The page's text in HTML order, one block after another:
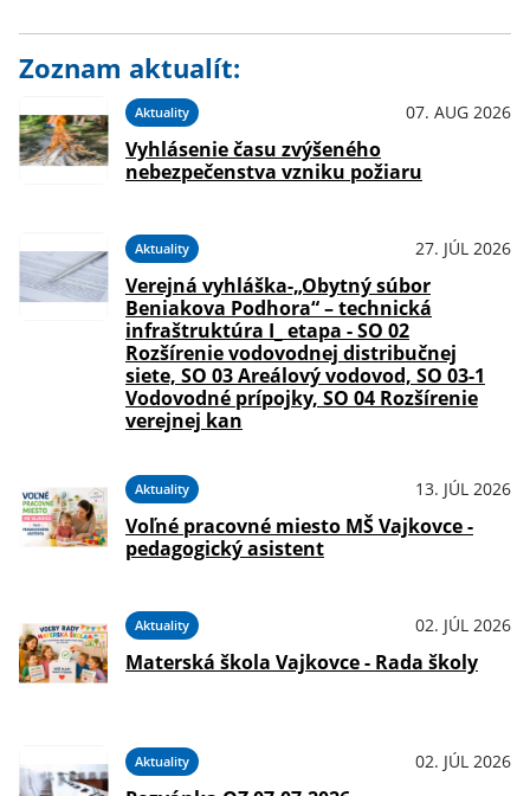
Zoznam aktualít:
Aktuality 07. AUG 2026
Vyhlásenie času zvýšeného
nebezpečenstva vzniku požiaru
Aktuality 27. JÚL 2026
Verejná vyhláška-„Obytný súbor
Beniakova Podhora“ – technická
infraštruktúra I_ etapa - SO 02
Rozšírenie vodovodnej distribučnej
siete, SO 03 Areálový vodovod, SO 03-1
Vodovodné prípojky, SO 04 Rozšírenie
verejnej kan
Aktuality 13. JÚL 2026
Voľné pracovné miesto MŠ Vajkovce -
pedagogický asistent
Aktuality 02. JÚL 2026
Materská škola Vajkovce - Rada školy
Aktuality 02. JÚL 2026